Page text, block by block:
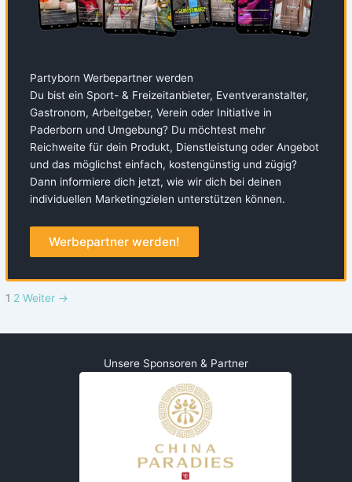
Partyborn Werbepartner werden
Du bist ein Sport- & Freizeitanbieter, Eventveranstalter,
Gastronom, Arbeitgeber, Verein oder Initiative in
Paderborn und Umgebung? Du möchtest mehr
Reichweite für dein Produkt, Dienstleistung oder Angebot
und das möglichst einfach, kostengünstig und zügig?
Dann informiere dich jetzt, wie wir dich bei deinen
individuellen Marketingzielen unterstützen können.
Werbepartner werden!
1 2 Weiter →
Unsere Sponsoren & Partner